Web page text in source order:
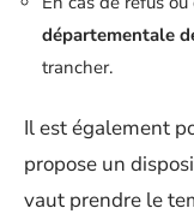
départementale
trancher.
Il est également
propose un
vaut prendre le